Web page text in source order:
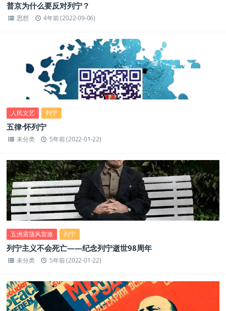
普京为什么要反对列宁？
思想 4年前 (2022-09-06)
人民文艺 列宁
五律·怀列宁
未分类 5年前 (2022-01-22)
五洲震荡风雷激 列宁
列宁主义不会死亡——纪念列宁逝世98周年
未分类 5年前 (2022-01-22)